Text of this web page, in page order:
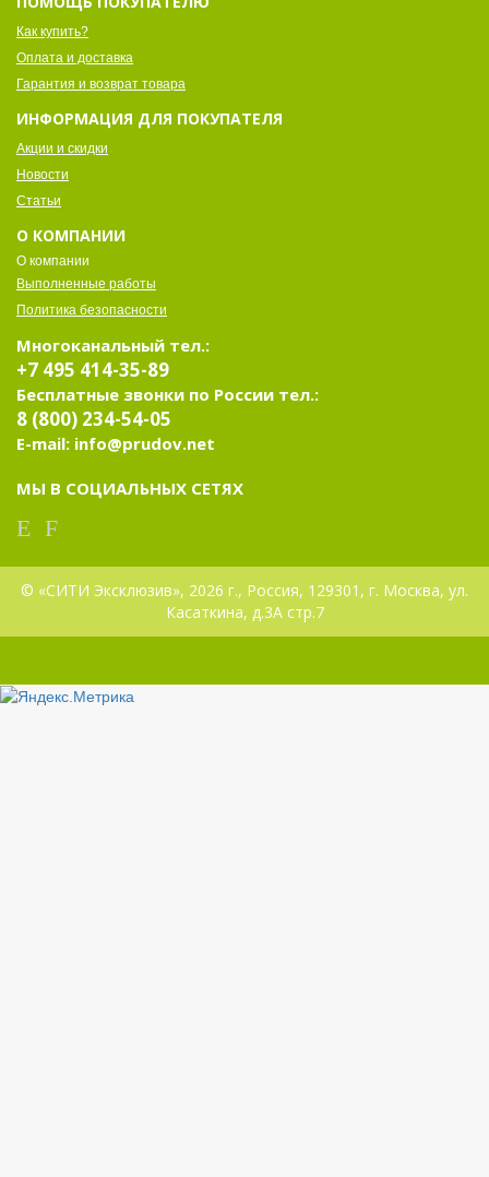
Как купить?
Оплата и доставка
Гарантия и возврат товара
ИНФОРМАЦИЯ ДЛЯ ПОКУПАТЕЛЯ
Акции и скидки
Новости
Статьи
О КОМПАНИИ
О компании
Выполненные работы
Политика безопасности
Многоканальный тел.:
+7 495 414-35-89
Бесплатные звонки по России тел.:
8 (800) 234-54-05
E-mail: info@prudov.net
МЫ В СОЦИАЛЬНЫХ СЕТЯХ
© «СИТИ Эксклюзив», 2026 г., Россия, 129301, г. Москва, ул.
Касаткина, д.3А стр.7